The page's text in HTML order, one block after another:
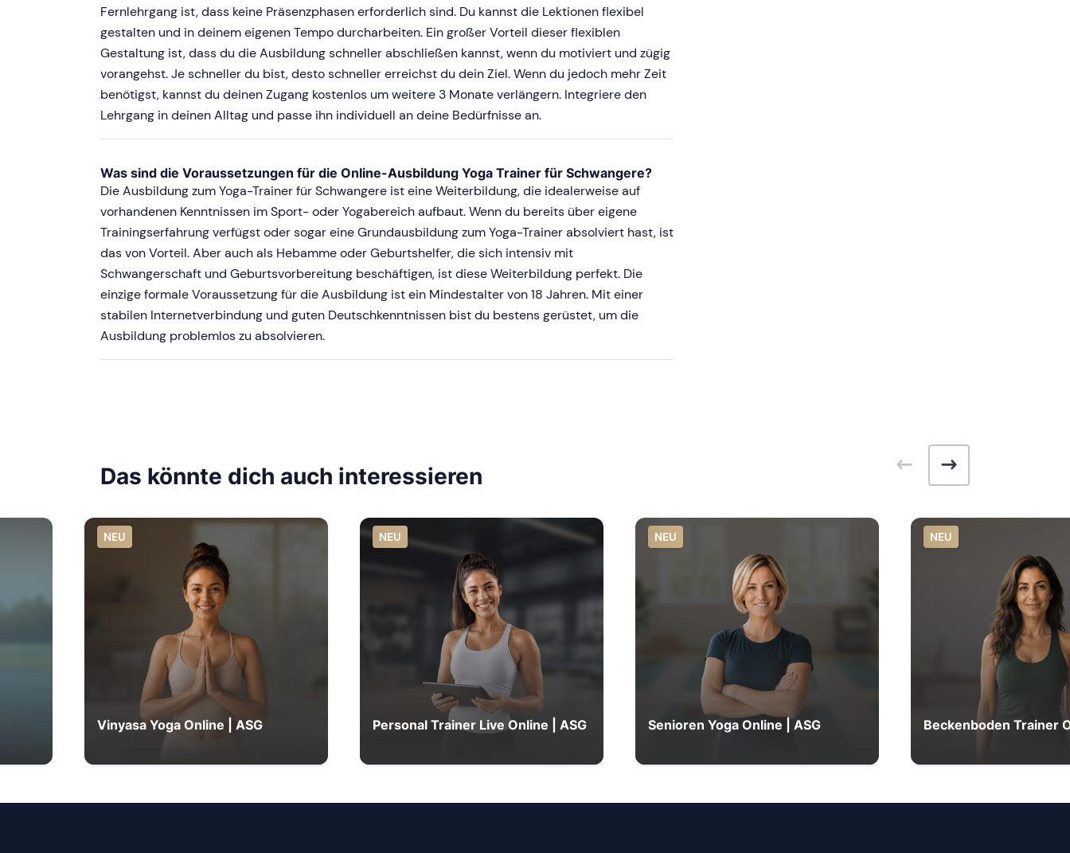
Fernlehrgang ist, dass keine Präsenzphasen erforderlich sind. Du kannst die Lektionen flexibel
gestalten und in deinem eigenen Tempo durcharbeiten. Ein großer Vorteil dieser flexiblen
Gestaltung ist, dass du die Ausbildung schneller abschließen kannst, wenn du motiviert und zügig
vorangehst. Je schneller du bist, desto schneller erreichst du dein Ziel. Wenn du jedoch mehr Zeit
benötigst, kannst du deinen Zugang kostenlos um weitere 3 Monate verlängern. Integriere den
Lehrgang in deinen Alltag und passe ihn individuell an deine Bedürfnisse an.
Was sind die Voraussetzungen für die Online-Ausbildung Yoga Trainer für Schwangere?
Die Ausbildung zum Yoga-Trainer für Schwangere ist eine Weiterbildung, die idealerweise auf
vorhandenen Kenntnissen im Sport- oder Yogabereich aufbaut. Wenn du bereits über eigene
Trainingserfahrung verfügst oder sogar eine Grundausbildung zum Yoga-Trainer absolviert hast, ist
das von Vorteil. Aber auch als Hebamme oder Geburtshelfer, die sich intensiv mit
Schwangerschaft und Geburtsvorbereitung beschäftigen, ist diese Weiterbildung perfekt. Die
einzige formale Voraussetzung für die Ausbildung ist ein Mindestalter von 18 Jahren. Mit einer
stabilen Internetverbindung und guten Deutschkenntnissen bist du bestens gerüstet, um die
Ausbildung problemlos zu absolvieren.
Das könnte dich auch interessieren
NEU
Vinyasa Yoga Online | ASG
NEU
Personal Trainer Live Online | ASG
NEU
Senioren Yoga Online | ASG
NEU
Beckenboden Trainer